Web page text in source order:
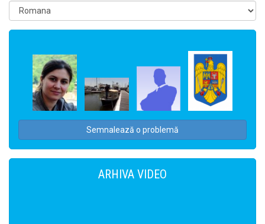
Semnalează o problemă
ARHIVA VIDEO